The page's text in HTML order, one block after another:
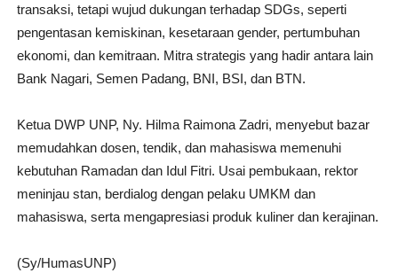
transaksi, tetapi wujud dukungan terhadap SDGs, seperti
pengentasan kemiskinan, kesetaraan gender, pertumbuhan
ekonomi, dan kemitraan. Mitra strategis yang hadir antara lain
Bank Nagari, Semen Padang, BNI, BSI, dan BTN.
Ketua DWP UNP, Ny. Hilma Raimona Zadri, menyebut bazar
memudahkan dosen, tendik, dan mahasiswa memenuhi
kebutuhan Ramadan dan Idul Fitri. Usai pembukaan, rektor
meninjau stan, berdialog dengan pelaku UMKM dan
mahasiswa, serta mengapresiasi produk kuliner dan kerajinan.
(Sy/HumasUNP)